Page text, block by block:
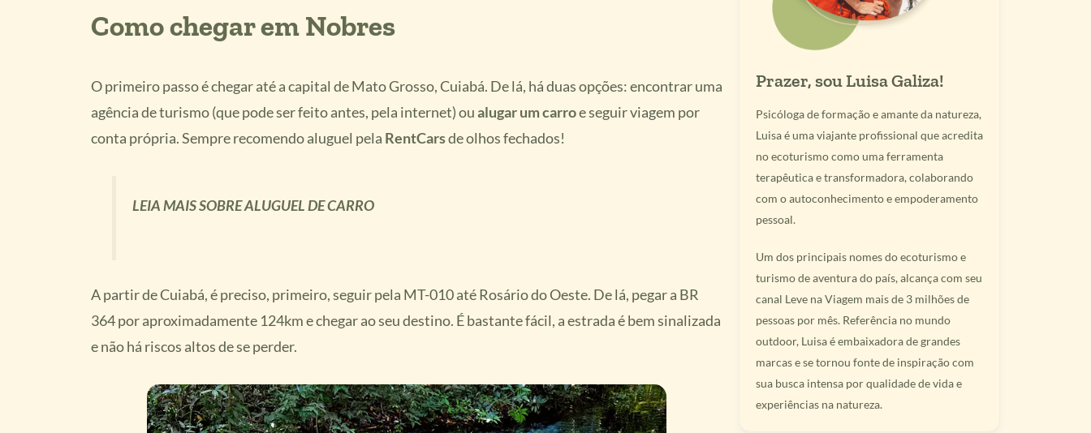
Como chegar em Nobres
O primeiro passo é chegar até a capital de Mato Grosso, Cuiabá. De lá, há duas opções: encontrar uma
agência de turismo (que pode ser feito antes, pela internet) oualugar um carroe seguir viagem por
conta própria. Sempre recomendo aluguel pela RentCarsde olhos fechados!
LEIA MAIS SOBRE ALUGUEL DE CARRO
A partir de Cuiabá, é preciso, primeiro, seguir pela MT-010 até Rosário do Oeste. De lá, pegar a BR
364 por aproximadamente 124km e chegar ao seu destino. É bastante fácil, a estrada é bem sinalizada
e não há riscos altos de se perder.
Prazer, sou Luisa Galiza!
Psicóloga de formação e amante da natureza,
Luisa é uma viajante profissional que acredita
no ecoturismo como uma ferramenta
terapêutica e transformadora, colaborando
com o autoconhecimento e empoderamento
pessoal.
Um dos principais nomes do ecoturismo e
turismo de aventura do país, alcança com seu
canal Leve na Viagem mais de 3 milhões de
pessoas por mês. Referência no mundo
outdoor, Luisa é embaixadora de grandes
marcas e se tornou fonte de inspiração com
sua busca intensa por qualidade de vida e
experiências na natureza.